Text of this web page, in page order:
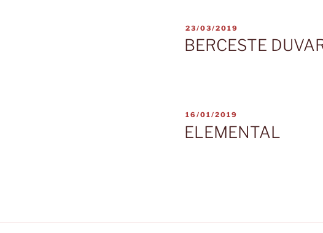
YAYIM
TARIHI
23/03/2019
BERCESTE
YAYIM
16/01/2019
ELEMENTAL